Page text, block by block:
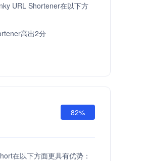
URL Shortener在以下方
高出2分
82%
在以下方面更具有优势：